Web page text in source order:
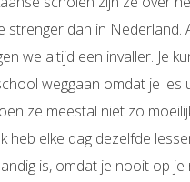
strenger dan in Nederland.
we altijd een invaller. Je
weggaan omdat je les
ze meestal niet zo
heb elke dag dezelfde
is, omdat je nooit op